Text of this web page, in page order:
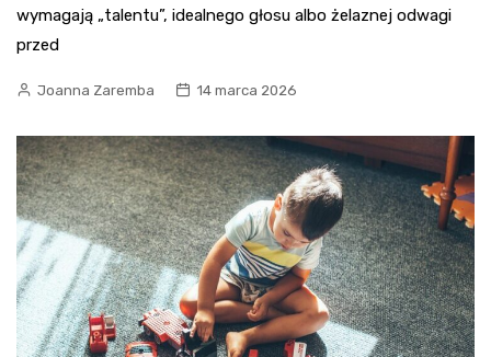
wymagają „talentu”, idealnego głosu albo żelaznej odwagi
przed
Joanna Zaremba 14 marca 2026